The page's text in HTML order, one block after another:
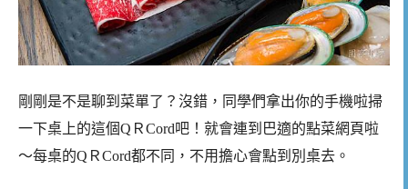
剛剛是不是聊到菜單了？沒錯，同學們拿出你的手機啦掃
一下桌上的這個QＲCord吧！就會連到巴適的點菜網頁啦
～每桌的QＲCord都不同，不用擔心會點到別桌去。